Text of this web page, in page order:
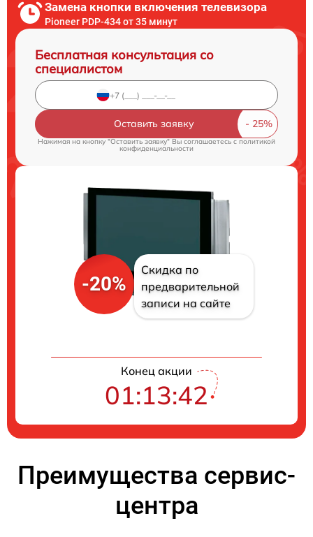
Замена кнопки включения телевизора
Pioneer PDP-434 от 35 минут
Бесплатная консультация со
специалистом
Оставить заявку
Нажимая на кнопку "Оставить заявку" Вы соглашаетесь cполитикой
конфиденциальности
-20%
Скидка по
предварительной
записи на сайте
Конец акции
01:13:42
Преимущества сервис-
центра